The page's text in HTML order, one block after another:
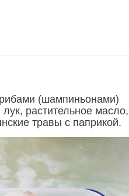
(шампиньонами)
растительное масло,
травы с паприкой.